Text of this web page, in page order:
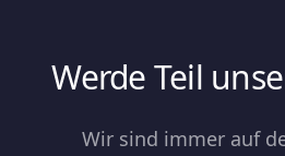
Werde Teil
Wir sind immer auf